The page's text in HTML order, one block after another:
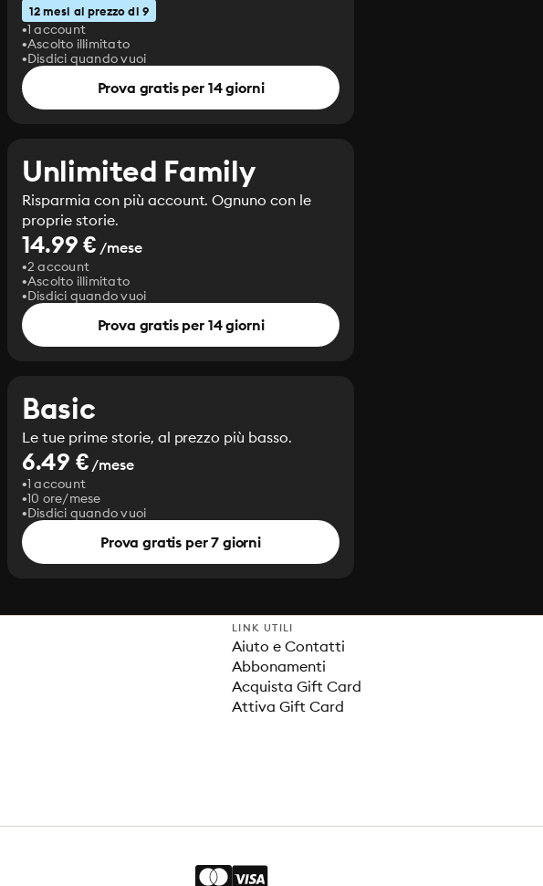
12 mesi al prezzo di 9
1 account
Ascolto illimitato
Disdici quando vuoi
Prova gratis per 14 giorni
Unlimited Family
Risparmia con più account. Ognuno con le
proprie storie.
14.99 € /mese
2 account
Ascolto illimitato
Disdici quando vuoi
Prova gratis per 14 giorni
Basic
Le tue prime storie, al prezzo più basso.
6.49 €/mese
1 account
10 ore/mese
Disdici quando vuoi
Prova gratis per 7 giorni
LINK UTILI
Aiuto e Contatti
Abbonamenti
Acquista Gift Card
Attiva Gift Card